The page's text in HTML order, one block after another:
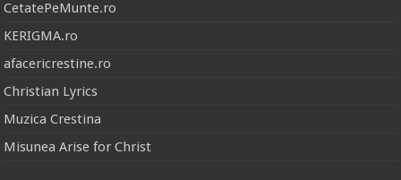
CetatePeMunte.ro
KERIGMA.ro
afacericrestine.ro
Christian Lyrics
Muzica Crestina
Misunea Arise for Christ